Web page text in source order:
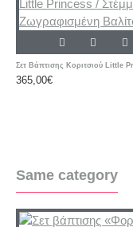
365,00€
Same category